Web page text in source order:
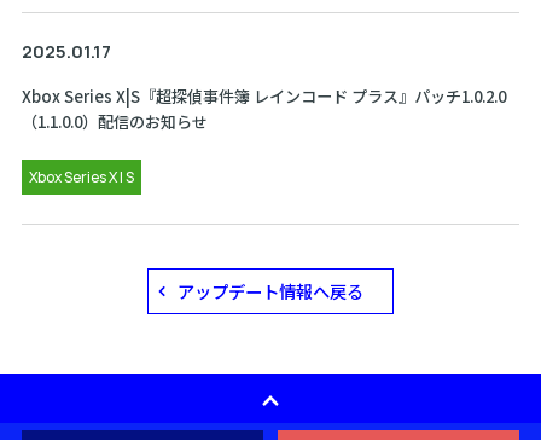
2025.01.17
Xbox Series X|S『超探偵事件簿 レインコード プラス』パッチ1.0.2.0
（1.1.0.0）配信のお知らせ
Xbox Series X | S
アップデート情報へ戻る